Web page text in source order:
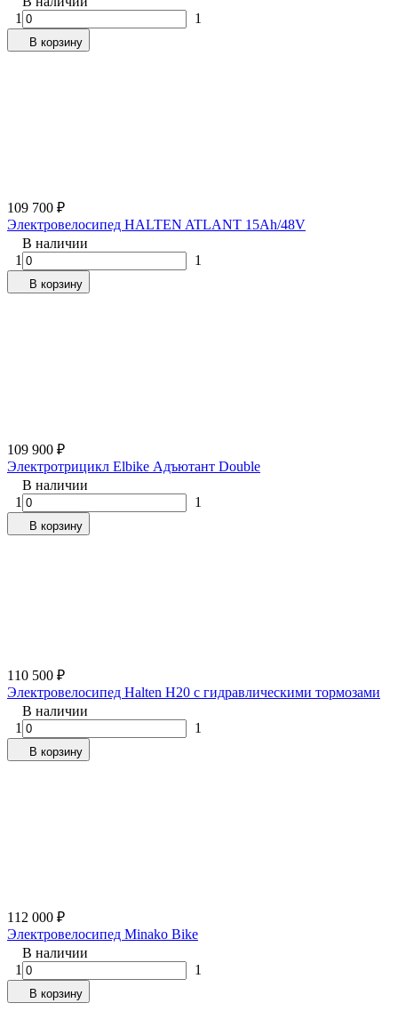
1
1
В корзину
109 700 ₽
Электровелосипед HALTEN ATLANT 15Ah/48V
В наличии
1
1
В корзину
109 900 ₽
Электротрицикл Elbike Адъютант Double
В наличии
1
1
В корзину
110 500 ₽
Электровелосипед Halten H20 с гидравлическими тормозами
В наличии
1
1
В корзину
112 000 ₽
Электровелосипед Minako Bike
В наличии
1
1
В корзину